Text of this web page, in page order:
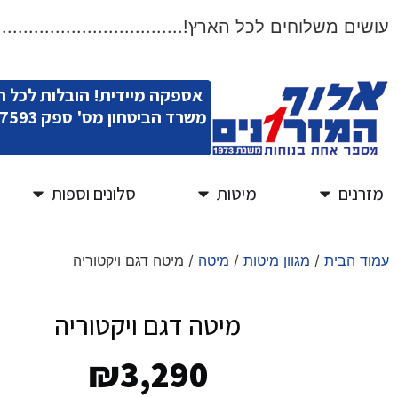
משלוחים לכל
אספקה מיידית! הובלות לכל
משרד הביטחון מס' ספק 11007593
מזרנים מיטות סלונים וספות
עמוד הבית / מגוון מיטות / מיטה / מיטה דגם ויקטוריה
מיטה דגם ויקטוריה
₪3,290